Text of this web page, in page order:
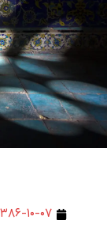
۱۳۸۶-۱۰-